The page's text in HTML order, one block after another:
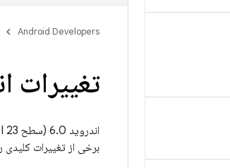
Android Developers
تغییرات
برخی از تغییرات کلیدی